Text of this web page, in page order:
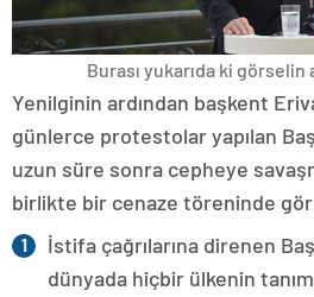
Burası yukarıda ki görselin
Yenilginin ardından başkent
günlerce protestolar yapılan
uzun süre sonra cepheye
birlikte bir cenaze töreninde
İstifa çağrılarına direnen
dünyada hiçbir ülkenin